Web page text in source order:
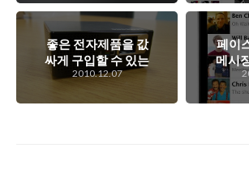
좋은 전자제품을 값
싸게 구입할 수 있는
방법. S블로거 트위
2010.12.07
페이
메시
일도,
새로